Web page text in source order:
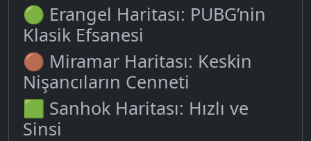
🟢 Erangel Haritası: PUBG’nin
Klasik Efsanesi
🟤 Miramar Haritası: Keskin
Nişancıların Cenneti
🟩 Sanhok Haritası: Hızlı ve
Sinsi